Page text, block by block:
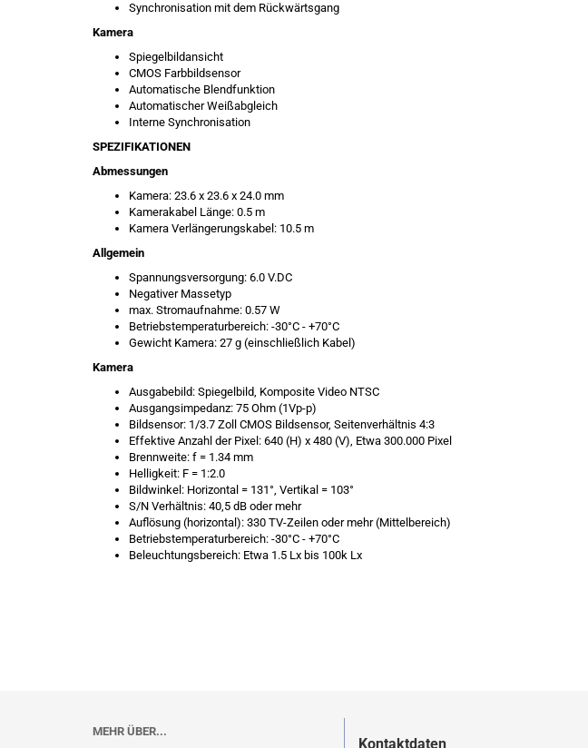
Synchronisation mit dem Rückwärtsgang
Kamera
Spiegelbildansicht
CMOS Farbbildsensor
Automatische Blendfunktion
Automatischer Weißabgleich
Interne Synchronisation
SPEZIFIKATIONEN
Abmessungen
Kamera: 23.6 x 23.6 x 24.0 mm
Kamerakabel Länge: 0.5 m
Kamera Verlängerungskabel: 10.5 m
Allgemein
Spannungsversorgung: 6.0 V.DC
Negativer Massetyp
max. Stromaufnahme: 0.57 W
Betriebstemperaturbereich: -30°C - +70°C
Gewicht Kamera: 27 g (einschließlich Kabel)
Kamera
Ausgabebild: Spiegelbild, Komposite Video NTSC
Ausgangsimpedanz: 75 Ohm (1Vp-p)
Bildsensor: 1/3.7 Zoll CMOS Bildsensor, Seitenverhältnis 4:3
Effektive Anzahl der Pixel: 640 (H) x 480 (V), Etwa 300.000 Pixel
Brennweite: f = 1.34 mm
Helligkeit: F = 1:2.0
Bildwinkel: Horizontal = 131°, Vertikal = 103°
S/N Verhältnis: 40,5 dB oder mehr
Auflösung (horizontal): 330 TV-Zeilen oder mehr (Mittelbereich)
Betriebstemperaturbereich: -30°C - +70°C
Beleuchtungsbereich: Etwa 1.5 Lx bis 100k Lx
MEHR ÜBER...
Kontaktdaten